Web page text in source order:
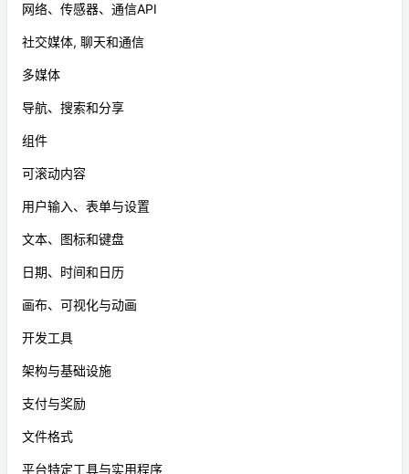
网络、传感器、通信API
社交媒体, 聊天和通信
多媒体
导航、搜索和分享
组件
可滚动内容
用户输入、表单与设置
文本、图标和键盘
日期、时间和日历
画布、可视化与动画
开发工具
架构与基础设施
支付与奖励
文件格式
平台特定工具与实用程序